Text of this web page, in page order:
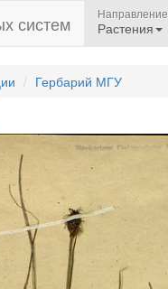
систем Направление
Растения
Гербарий МГУ